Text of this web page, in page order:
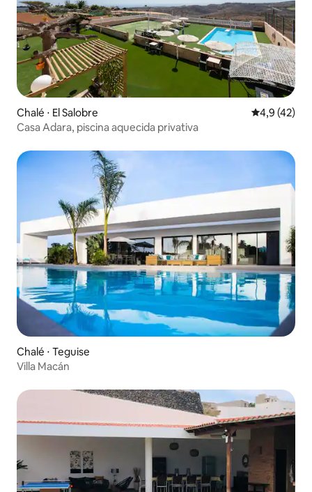
Chalé ⋅ El Salobre 4,9 de uma
4,9 (42)
Casa Adara, piscina aquecida privativa
Chalé ⋅ Teguise
Villa Macán